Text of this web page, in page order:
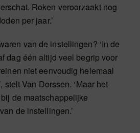
Roken veroorzaakt nog
per jaar.’
van de instellingen? ‘In de
dag één altijd veel begrip voor
niet eenvoudig helemaal
stelt Van Dorssen. ‘Maar het
de maatschappelijke
de instellingen.’